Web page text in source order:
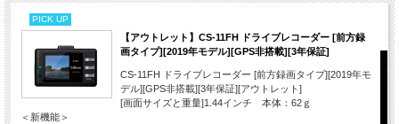
PICK UP
【アウトレット】CS-11FH ドライブレコーダー [前方録
画タイプ][2019年モデル][GPS非搭載][3年保証]
CS-11FH ドライブレコーダー [前方録画タイプ][2019年モ
デル][GPS非搭載][3年保証][アウトレット]
[画面サイズと重量]1.44インチ 本体：62ｇ
＜新機能＞